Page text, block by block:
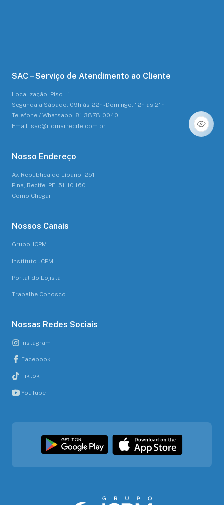
SAC – Serviço de Atendimento ao Cliente
Localização: Piso L1
Segunda a Sábado: 09h às 22h - Domingo: 12h às 21h
Telefone / Whatsapp: 81 3878-0040
Email: sac@riomarrecife.com.br
Nosso Endereço
Av. República do Líbano, 251
Pina, Recife - PE, 51110-160
Como Chegar
Nossos Canais
Grupo JCPM
Instituto JCPM
Portal do Lojista
Trabalhe Conosco
Nossas Redes Sociais
Instagram
Facebook
Tiktok
YouTube